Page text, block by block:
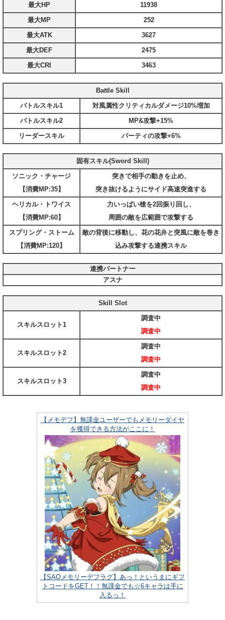
最大HP
11938
最大MP
252
最大ATK
3627
最大DEF
2475
最大CRI
3463
Battle Skill
バトルスキル1
対風属性クリティカルダメージ10%増加
バトルスキル2
MP&攻撃+15%
リーダースキル
パーティの攻撃+6%
固有スキル(Sword Skill)
ソニック・チャージ
【消費MP:35】
突きで相手の動きを止め、
突き抜けるようにサイド高速突進する
ヘリカル・トワイス
【消費MP:60】
力いっぱい槍を2回振り回し、
周囲の敵を広範囲で攻撃する
スプリング・ストーム
【消費MP:120】
敵の背後に移動し、花の花弁と突風に敵を巻き
込み攻撃する連携スキル
連携パートナー
アスナ
Skill Slot
スキルスロット1
調査中
調査中
スキルスロット2
調査中
調査中
スキルスロット3
調査中
調査中
【メモデフ】無課金ユーザーでもメモリーダイヤ
を獲得できる方法がここに！
【SAOメモリーデフラグ】あっ！というまにギフ
トコードをGET！！無課金でも☆6キャラは手に
入るっ！